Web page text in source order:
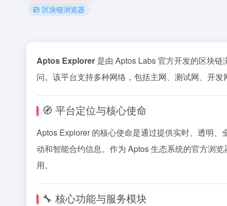
区块链浏览器
Aptos Explorer 是由 Aptos Labs 官方开发的区块
问。 该平台支持多种网络，包括主网、测试网、开
🧭 平台定位与核心使命
Aptos Explorer 的核心使命是通过提供实时、透明
动和智能合约信息。 作为 Aptos 生态系统的官方浏
用。
🔧 核心功能与服务模块